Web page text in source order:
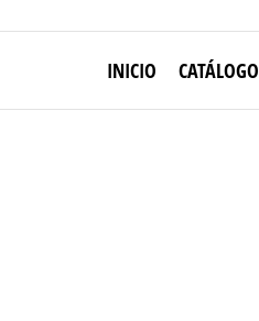
INICIO CATÁLOGO